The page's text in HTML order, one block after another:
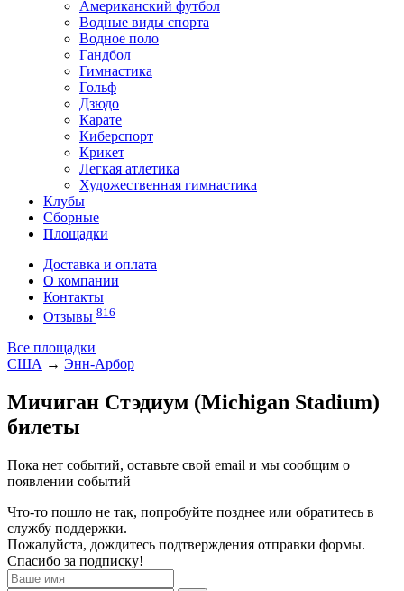
Американский футбол
Водные виды спорта
Водное поло
Гандбол
Гимнастика
Гольф
Дзюдо
Карате
Киберспорт
Крикет
Легкая атлетика
Художественная гимнастика
Клубы
Сборные
Площадки
Доставка и оплата
О компании
Контакты
Отзывы 816
Все площадки
США → Энн-Арбор
Мичиган Стэдиум (Michigan Stadium)
билеты
Пока нет событий, оставьте свой email и мы сообщим о
появлении событий
Что-то пошло не так, попробуйте позднее или обратитесь в
службу поддержки.
Пожалуйста, дождитесь подтверждения отправки формы.
Спасибо за подписку!